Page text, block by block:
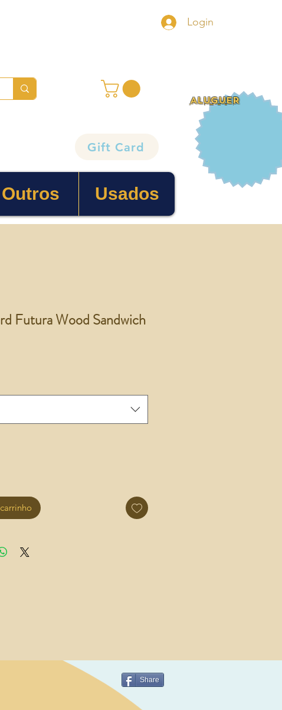
Login
ALUGUER
Gift Card
Outros Usados
Futura Wood Sandwich
Share